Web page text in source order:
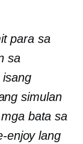
para sa
sa
simulan
bata sa
enjoy lang